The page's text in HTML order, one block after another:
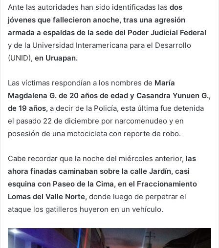
Ante las autoridades han sido identificadas las dos
jóvenes que fallecieron anoche, tras una agresión
armada a espaldas de la sede del Poder Judicial Federal
y de la Universidad Interamericana para el Desarrollo
(UNID), en Uruapan.
Las víctimas respondían a los nombres de María
Magdalena G. de 20 años de edad y Casandra Yunuen G.,
de 19 años, a decir de la Policía, esta última fue detenida
el pasado 22 de diciembre por narcomenudeo y en
posesión de una motocicleta con reporte de robo.
Cabe recordar que la noche del miércoles anterior, las
ahora finadas caminaban sobre la calle Jardín, casi
esquina con Paseo de la Cima, en el Fraccionamiento
Lomas del Valle Norte, donde luego de perpetrar el
ataque los gatilleros huyeron en un vehículo.